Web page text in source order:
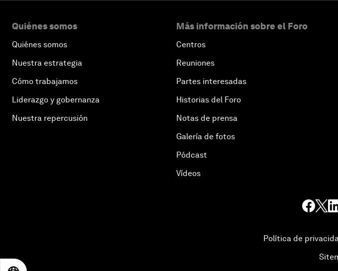
Quiénes somos
Quiénes somos
Nuestra estrategia
Cómo trabajamos
Liderazgo y gobernanza
Nuestra repercusión
Más información sobre el Foro
Centros
Reuniones
Partes interesadas
Historias del Foro
Notas de prensa
Galería de fotos
Pódcast
Vídeos
Política de